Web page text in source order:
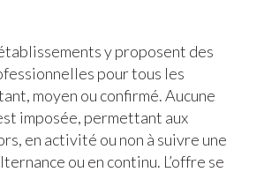
y proposent des
pour tous les
moyen ou confirmé. Aucune
imposée, permettant aux
en activité ou non à suivre une
ou en continu. L’offre se